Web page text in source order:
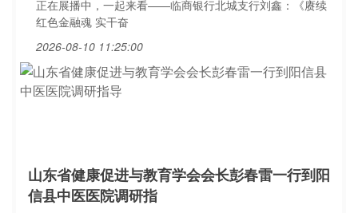
正在展播中，一起来看——临商银行北城支行刘鑫：《赓续
红色金融魂 实干奋
2026-08-10 11:25:00
山东省健康促进与教育学会会长彭春雷一行到阳
信县中医医院调研指